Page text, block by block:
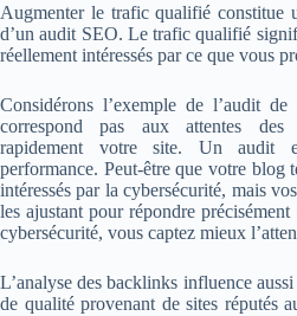
Augmenter le trafic qualifié constitue
d’un audit SEO. Le trafic qualifié
réellement intéressés par ce que vous
Considérons l’exemple de l’audit
correspond pas aux attentes des
rapidement votre site. Un audit
performance. Peut-être que votre blog
intéressés par la cybersécurité, mais
les ajustant pour répondre
cybersécurité, vous captez mieux
L’analyse des backlinks influence
de qualité provenant de sites réputés